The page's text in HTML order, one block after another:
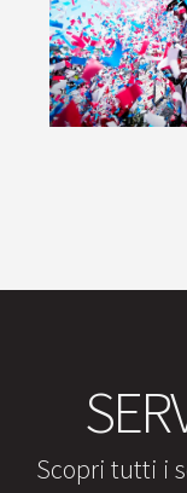
Scopri tutti i